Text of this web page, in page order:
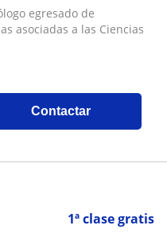
egresado de
asociadas a las Ciencias
Contactar
1ª clase gratis